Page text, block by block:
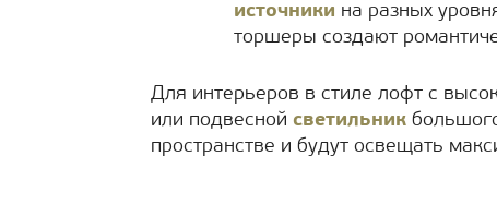
источники на разных
торшеры создают
Для интерьеров в стиле лофт с
или подвесной светильник
пространстве и будут освещать